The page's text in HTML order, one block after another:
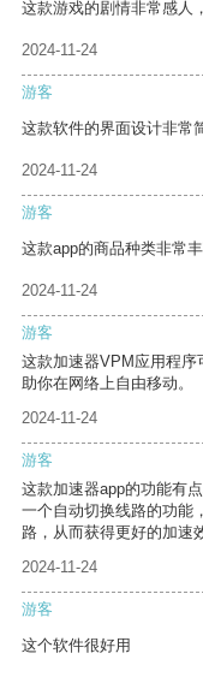
这款游戏的剧情非常感人
2024-11-24
游客
这款软件的界面设计非常
2024-11-24
游客
这款app的商品种类非常
2024-11-24
游客
这款加速器VPM应用程
助你在网络上自由移动。
2024-11-24
游客
这款加速器app的功能有
一个自动切换线路的功能
路，从而获得更好的加速
2024-11-24
游客
这个软件很好用